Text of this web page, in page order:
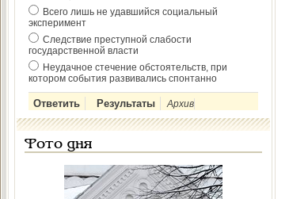
Всего лишь не удавшийся социальный
эксперимент
Следствие преступной слабости
государственной власти
Неудачное стечение обстоятельств, при
котором события развивались спонтанно
Архив
Фото дня